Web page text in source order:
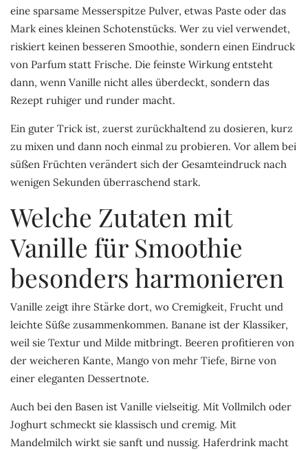
eine sparsame Messerspitze Pulver, etwas Paste oder das
Mark eines kleinen Schotenstücks. Wer zu viel verwendet,
riskiert keinen besseren Smoothie, sondern einen Eindruck
von Parfum statt Frische. Die feinste Wirkung entsteht
dann, wenn Vanille nicht alles überdeckt, sondern das
Rezept ruhiger und runder macht.
Ein guter Trick ist, zuerst zurückhaltend zu dosieren, kurz
zu mixen und dann noch einmal zu probieren. Vor allem bei
süßen Früchten verändert sich der Gesamteindruck nach
wenigen Sekunden überraschend stark.
Welche Zutaten mit
Vanille für Smoothie
besonders harmonieren
Vanille zeigt ihre Stärke dort, wo Cremigkeit, Frucht und
leichte Süße zusammenkommen. Banane ist der Klassiker,
weil sie Textur und Milde mitbringt. Beeren profitieren von
der weicheren Kante, Mango von mehr Tiefe, Birne von
einer eleganten Dessertnote.
Auch bei den Basen ist Vanille vielseitig. Mit Vollmilch oder
Joghurt schmeckt sie klassisch und cremig. Mit
Mandelmilch wirkt sie sanft und nussig. Haferdrink macht